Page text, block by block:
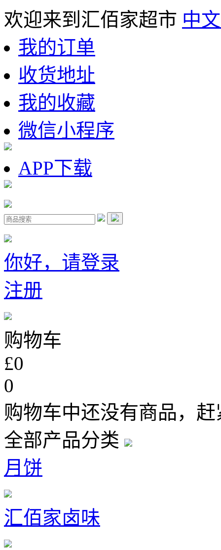
欢迎来到汇佰家超市 中
我的订单
收货地址
我的收藏
微信小程序
APP下载
你好，请登录
注册
购物车
£0
0
购物车中还没有商品，
全部产品分类
月饼
汇佰家卤味